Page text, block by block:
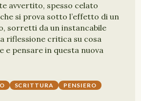
avvertito, spesso celato
si prova sotto l’effetto di un
sorretti da un instancabile
riflessione critica su cosa
e pensare in questa nuova
SCRITTURA
PENSIERO